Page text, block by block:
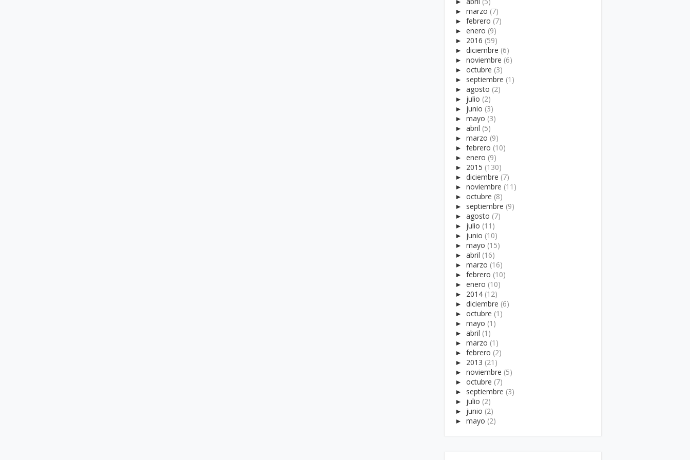
►marzo (7)
►febrero (7)
►enero (9)
► 2016 (59)
►diciembre (6)
►noviembre (6)
►octubre (3)
► septiembre (1)
►agosto (2)
► julio (2)
► junio (3)
►mayo (3)
►abril (5)
►marzo (9)
►febrero (10)
►enero (9)
► 2015 (130)
►diciembre (7)
►noviembre (11)
►octubre (8)
► septiembre (9)
►agosto (7)
► julio (11)
► junio (10)
►mayo (15)
►abril (16)
►marzo (16)
►febrero (10)
►enero (10)
► 2014 (12)
►diciembre (6)
►octubre (1)
►mayo (1)
►abril (1)
►marzo (1)
►febrero (2)
► 2013 (21)
►noviembre (5)
►octubre (7)
► septiembre (3)
► julio (2)
► junio (2)
►mayo (2)